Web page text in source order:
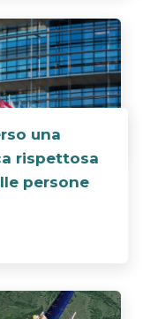
una
rispettosa
persone